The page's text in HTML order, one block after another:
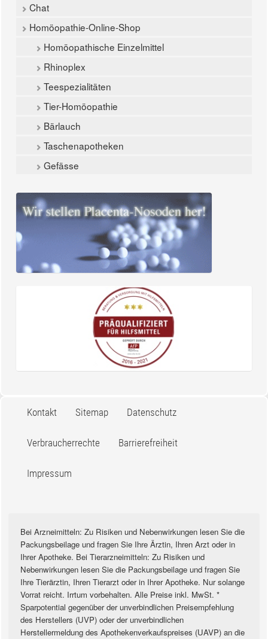
Chat
Homöopathie-Online-Shop
Homöopathische Einzelmittel
Rhinoplex
Teespezialitäten
Tier-Homöopathie
Bärlauch
Taschenapotheken
Gefässe
Kontakt Sitemap Datenschutz
Verbraucherrechte Barrierefreiheit
Impressum
Bei Arzneimitteln: Zu Risiken und Nebenwirkungen lesen Sie die
Packungsbeilage und fragen Sie Ihre Ärztin, Ihren Arzt oder in
Ihrer Apotheke. Bei Tierarzneimitteln: Zu Risiken und
Nebenwirkungen lesen Sie die Packungsbeilage und fragen Sie
Ihre Tierärztin, Ihren Tierarzt oder in Ihrer Apotheke. Nur solange
Vorrat reicht. Irrtum vorbehalten. Alle Preise inkl. MwSt. *
Sparpotential gegenüber der unverbindlichen Preisempfehlung
des Herstellers (UVP) oder der unverbindlichen
Herstellermeldung des Apothekenverkaufspreises (UAVP) an die